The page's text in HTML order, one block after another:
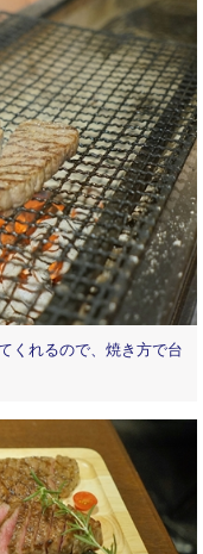
くれるので、焼き方で台